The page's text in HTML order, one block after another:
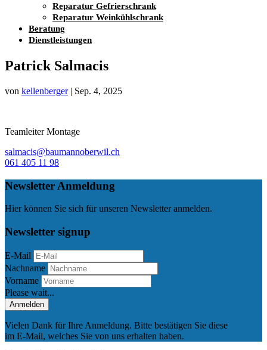
Reparatur Gefrierschrank
Reparatur Weinkühlschrank
Beratung
Dienstleistungen
Patrick Salmacis
von kellenberger| Sep. 4, 2025
Teamleiter Montage
salmacis@baumannoberwil.ch
061 405 11 98
Newsletter Anmeldung
Hier können Sie sich für unseren Newsletter anmelden.
Newsletter signup
E-Mail
Nachname
Vorname
Please wait...
Anmelden
Vielen Dank für Ihre Anmeldung. Bitte bestätigen Sie diese
im E-Mail, welches Sie von uns erhalten haben.